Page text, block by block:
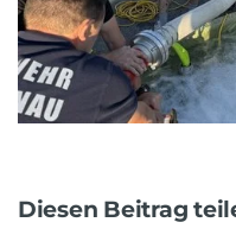
Diesen Beitrag